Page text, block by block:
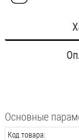
Основные
Код товара: